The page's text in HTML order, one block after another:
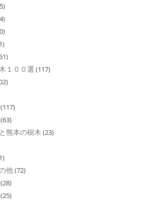
１００選 (117)
(117)
(63)
熊本の樹木 (23)
他(72)
(28)
(25)